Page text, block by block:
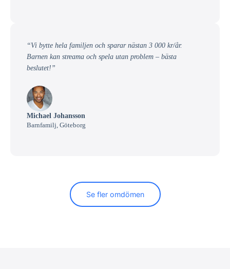
“Vi bytte hela familjen och sparar nästan 3 000 kr/år.
Barnen kan streama och spela utan problem – bästa
beslutet!”
Michael Johansson
Barnfamilj, Göteborg
Se fler omdömen